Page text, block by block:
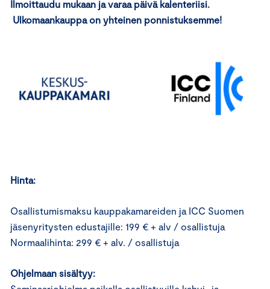
Ilmoittaudu mukaan ja varaa päivä kalenteriisi.
Ulkomaankauppa on yhteinen ponnistuksemme!
Hinta:
Osallistumismaksu kauppakamareiden ja ICC Suomen
jäsenyritysten edustajille: 199 € + alv / osallistuja
Normaalihinta: 299 € + alv. / osallistuja
Ohjelmaan sisältyy: